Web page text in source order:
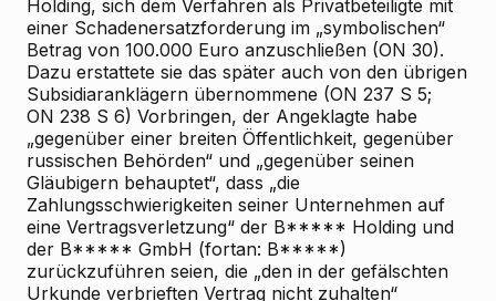
Holding, sich dem Verfahren als Privatbeteiligte mit
einer Schadenersatzforderung im „symbolischen“
Betrag von 100.000 Euro anzuschließen (ON 30).
Dazu erstattete sie das später auch von den übrigen
Subsidiaranklägern übernommene (ON 237 S 5;
ON 238 S 6) Vorbringen, der Angeklagte habe
„gegenüber einer breiten Öffentlichkeit, gegenüber
russischen Behörden“ und „gegenüber seinen
Gläubigern behauptet“, dass „die
Zahlungsschwierigkeiten seiner Unternehmen auf
eine Vertragsverletzung“ der B***** Holding und
der B***** GmbH (fortan: B*****)
zurückzuführen seien, die „den in der gefälschten
Urkunde verbrieften Vertrag nicht zuhalten“